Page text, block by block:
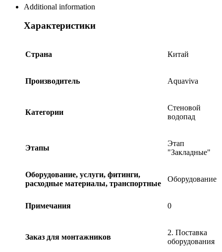
Additional information
Характеристики
Страна Китай
Производитель Aquaviva
Категории
Стеновой
водопад
Этапы
Этап
"Закладные"
Оборудование, услуги, фитинги,
расходные материалы, транспортные
Оборудование
Примечания 0
Заказ для монтажников
2. Поставка
оборудования